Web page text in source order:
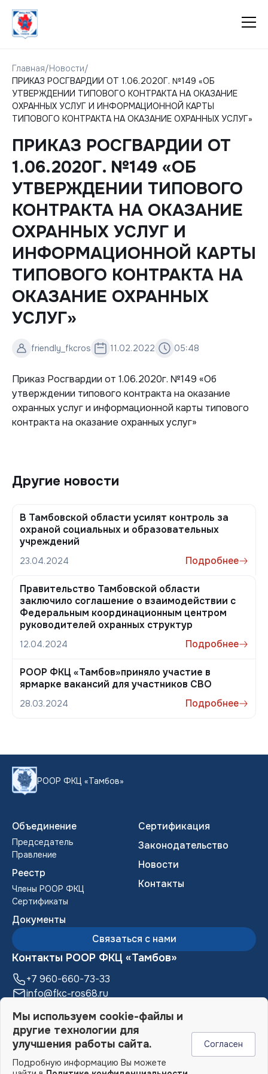
Главная/Новости/
ПРИКАЗ РОСГВАРДИИ ОТ 1.06.2020Г. №149 «ОБ
УТВЕРЖДЕНИИ ТИПОВОГО КОНТРАКТА НА ОКАЗАНИЕ
ОХРАННЫХ УСЛУГ И ИНФОРМАЦИОННОЙ КАРТЫ
ТИПОВОГО КОНТРАКТА НА ОКАЗАНИЕ ОХРАННЫХ УСЛУГ»
ПРИКАЗ РОСГВАРДИИ ОТ
1.06.2020Г. №149 «ОБ
УТВЕРЖДЕНИИ ТИПОВОГО
КОНТРАКТА НА ОКАЗАНИЕ
ОХРАННЫХ УСЛУГ И
ИНФОРМАЦИОННОЙ КАРТЫ
ТИПОВОГО КОНТРАКТА НА
ОКАЗАНИЕ ОХРАННЫХ
УСЛУГ»
friendly_fkcros 11.02.2022 05:48
Приказ Росгвардии от 1.06.2020г. №149 «Об
утверждении типового контракта на оказание
охранных услуг и информационной карты типового
контракта на оказание охранных услуг»
Другие новости
В Тамбовской области усилят контроль за
охраной социальных и образовательных
учреждений
23.04.2024 Подробнее
Правительство Тамбовской области
заключило соглашение о взаимодействии с
Федеральным координационным центром
руководителей охранных структур
12.04.2024 Подробнее
РООР ФКЦ «Тамбов»приняло участие в
ярмарке вакансий для участников СВО
28.03.2024 Подробнее
РООР ФКЦ «Тамбов»
Объединение
Председатель
Правление
Реестр
Члены POOP ФКЦ
Сертификаты
Документы
Сертификация
Законодательство
Новости
Контакты
Связаться с нами
Контакты РООР ФКЦ «Тамбов»
+7 960-660-73-33
info@fkc-ros68.ru
Бизнес-центр «Галерея», 6 этаж
© 2006-2026 РООР ФКЦ «Тамбов»
Мы используем cookie-файлы и
другие технологии для
улучшения работы сайта.
Подробную информацию Вы можете
Согласен